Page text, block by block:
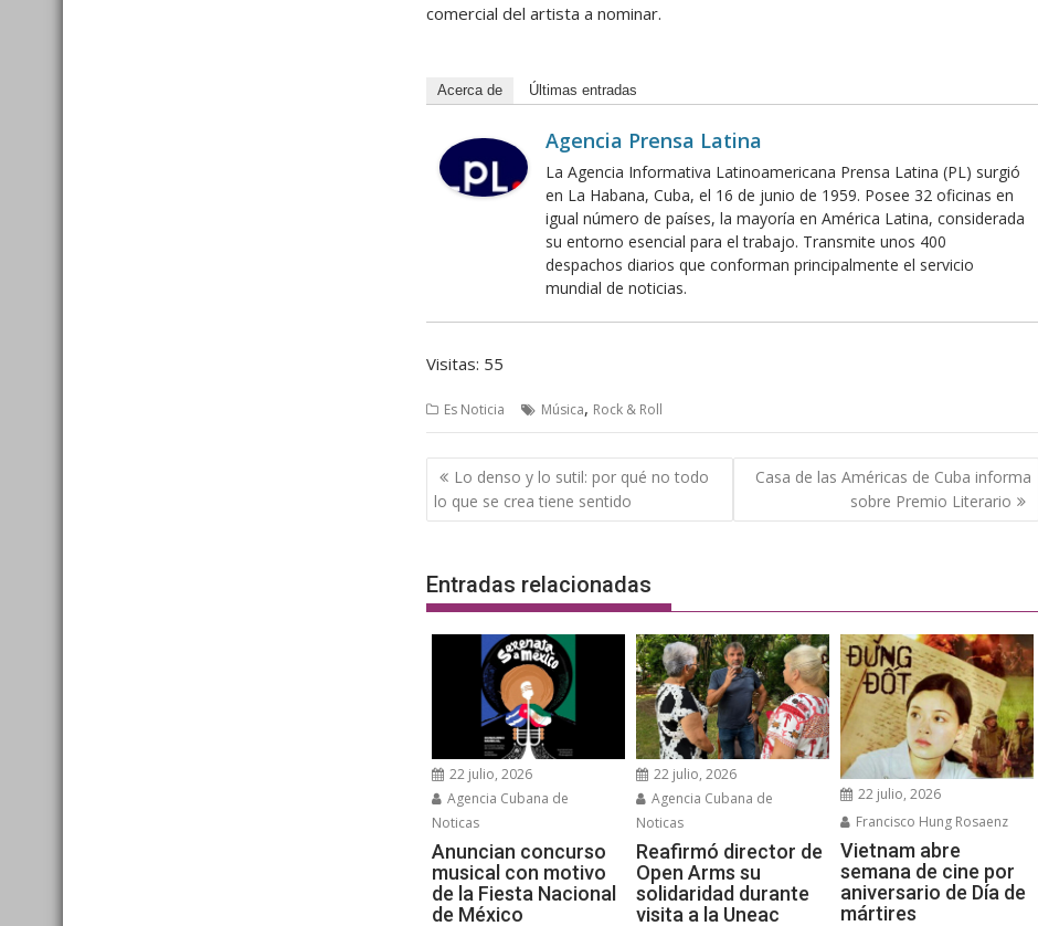
comercial del artista a nominar.
Acerca de Últimas entradas
Agencia Prensa Latina
La Agencia Informativa Latinoamericana Prensa Latina (PL) surgió
en La Habana, Cuba, el 16 de junio de 1959. Posee 32 oficinas en
igual número de países, la mayoría en América Latina, considerada
su entorno esencial para el trabajo. Transmite unos 400
despachos diarios que conforman principalmente el servicio
mundial de noticias.
Visitas: 55
Es Noticia Música, Rock & Roll
Navegación
de
entradas
Lo denso y lo sutil: por qué no todo
lo que se crea tiene sentido
Casa de las Américas de Cuba informa
sobre Premio Literario
Entradas relacionadas
22 julio, 2026
Agencia Cubana de
Noticas
Anuncian concurso
musical con motivo
de la Fiesta Nacional
de México
22 julio, 2026
Agencia Cubana de
Noticas
Reafirmó director de
Open Arms su
solidaridad durante
visita a la Uneac
22 julio, 2026
Francisco Hung Rosaenz
Vietnam abre
semana de cine por
aniversario de Día de
mártires